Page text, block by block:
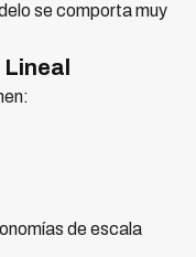
se comporta muy
de escala